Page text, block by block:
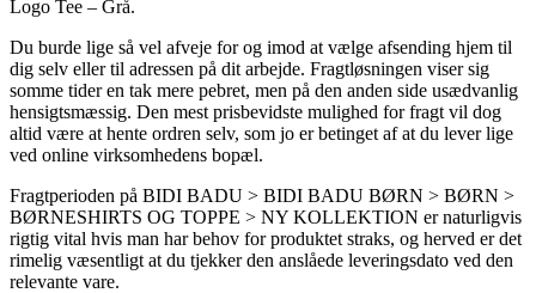
Logo Tee – Grå.
Du burde lige så vel afveje for og imod at vælge afsending hjem til
dig selv eller til adressen på dit arbejde. Fragtløsningen viser sig
somme tider en tak mere pebret, men på den anden side usædvanlig
hensigtsmæssig. Den mest prisbevidste mulighed for fragt vil dog
altid være at hente ordren selv, som jo er betinget af at du lever lige
ved online virksomhedens bopæl.
Fragtperioden på BIDI BADU > BIDI BADU BØRN > BØRN >
BØRNESHIRTS OG TOPPE > NY KOLLEKTION er naturligvis
rigtig vital hvis man har behov for produktet straks, og herved er det
rimelig væsentligt at du tjekker den anslåede leveringsdato ved den
relevante vare.